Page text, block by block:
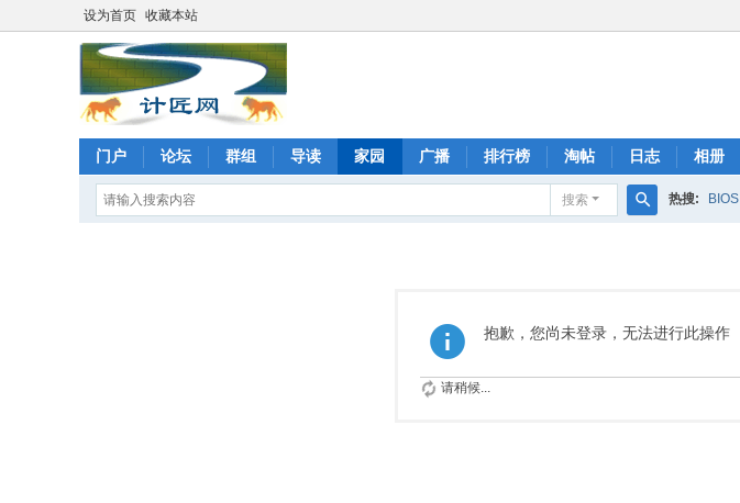
设为首页 收藏本站
门户 论坛 群组 导读 家园 广播 排行榜 淘帖 日志 相册
搜索 热搜: BIOS
抱歉，您尚未登录，无法进行此操作
请稍候...